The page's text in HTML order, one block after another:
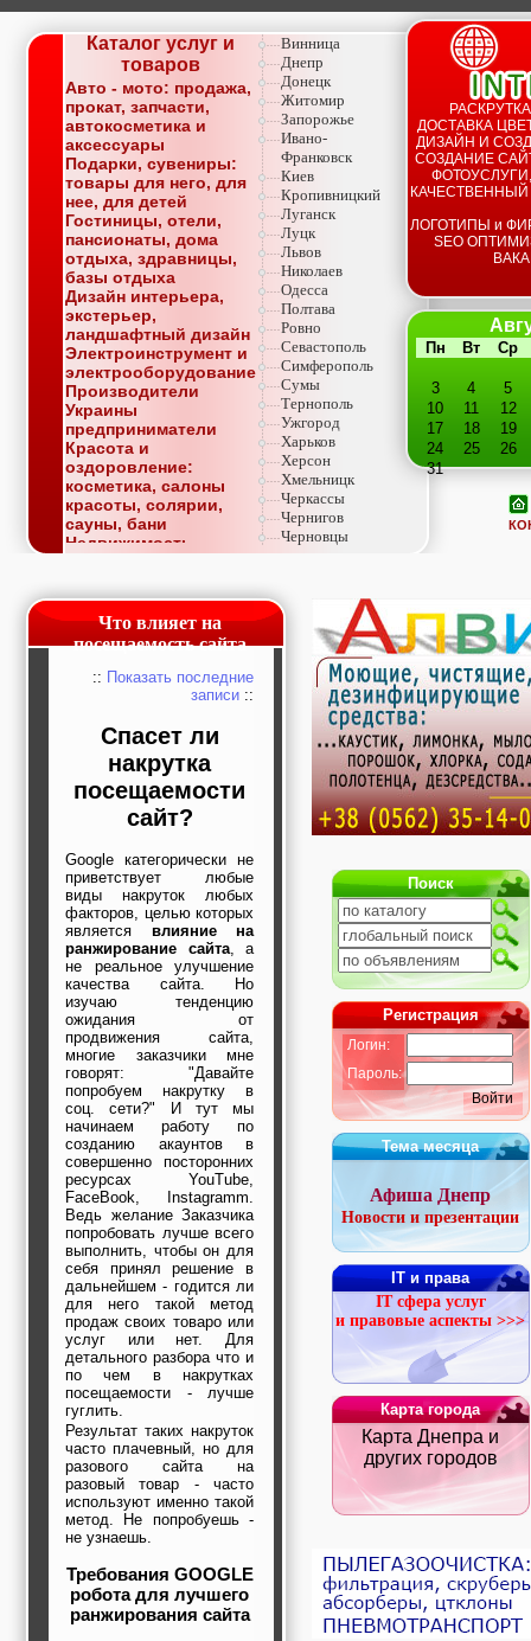
Каталог услуг и
товаров
Авто - мото: продажа,
прокат, запчасти,
автокосметика и
аксессуары
Подарки, сувениры:
товары для него, для
нее, для детей
Гостиницы, отели,
пансионаты, дома
отдыха, здравницы,
базы отдыха
Дизайн интерьера,
экстерьер,
ландшафтный дизайн
Электроинструмент и
электрооборудование
Производители
Украины
предприниматели
Красота и
оздоровление:
косметика, салоны
красоты, солярии,
сауны, бани
Недвижимость,
Окна, стекло,
витражи, входные
группы, двери,
фасады
Образование и наука,
тренинги, семинары,
квалификации
Промышленное
оборудование:
заводы, предприятия,
промышленность,
металлургия
Развлечения и
активный отдых:
спортклубы, фитнес,
бильярд, боулинг,
кино, спорттовары,
экстим
Строительство и
ремонт: проектные
работы,
строительные и
отделочные
материалы,
строительные
машины и техника,
все для
коммуникаций
Туризм, отдых,
путешествия,
авиакомпании, ж/д
перевозки,
пансионаты, отели,
гостинницы
Трудоустройство,
кадровые агентства,
крюининг
Программирование
сайта
Винница
Днепр
Донецк
Житомир
Запорожье
Ивано-
Франковск
Киев
Кропивницкий
Луганск
Луцк
Львов
Николаев
Одесса
Полтава
Ровно
Севастополь
Симферополь
Сумы
Тернополь
Ужгород
Харьков
Херсон
Хмельницк
Черкассы
Чернигов
Черновцы
ДОСТАВКА
ДИЗАЙН И
СОЗДАНИЕ
ЛОГОТИПЫ и
SEO
Пн Вт Ср
3 4
5
10
11
12
17
18
19
24
25
26
31
Что влияет на
посещаемость сайта
:: Показать последние
записи ::
Спасет ли
накрутка
посещаемости
сайт?
Google категорически не
приветствует любые
виды накруток любых
факторов, целью которых
является влияние на
ранжирование сайта, а
не реальное улучшение
качества сайта. Но
изучаю тенденцию
ожидания от
продвижения сайта,
многие заказчики мне
говорят: "Давайте
попробуем накрутку в
соц. сети?" И тут мы
начинаем работу по
созданию акаунтов в
совершенно посторонних
ресурсах YouTube,
FaceBook, Instagramm.
Ведь желание Заказчика
попробовать лучше всего
выполнить, чтобы он для
себя принял решение в
дальнейшем - годится ли
для него такой метод
продаж своих товаро или
услуг или нет. Для
детального разбора что и
по чем в накрутках
посещаемости - лучше
гуглить.
Результат таких накруток
часто плачевный, но для
разового сайта на
разовый товар - часто
используют именно такой
метод. Не попробуешь -
не узнаешь.
Требования GOOGLE
робота для лучшего
ранжирования сайта
Поиск
Регистрация
Логин:
Пароль:
Войти
Тема месяца
Афиша Днепр
Новости и презентации
IT и права
IT сфера услуг
и правовые аспекты >>>
Карта города
Карта Днепра и
других городов